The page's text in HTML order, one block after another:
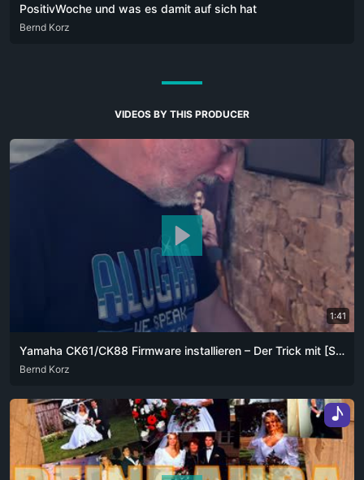
PositivWoche und was es damit auf sich hat
DEU ENG
Bernd Korz
VIDEOS BY THIS PRODUCER
1:41
Yamaha CK61/CK88 Firmware installieren – Der Trick mit [SETTING] + [▼]
ARA DEU
Bernd Korz
♪